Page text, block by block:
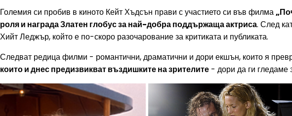
Големия си пробив в киното Кейт Хъдсън прави с участието си във филма
роля и награда Златен глобус за най-добра поддържаща актриса. След
Хийт Леджър, който е по-скоро разочарование за критиката и публиката.
Следват редица филми - романтични, драматични и дори екшън, които я
които и днес предизвикват въздишките на зрителите - дори да ги гледаме